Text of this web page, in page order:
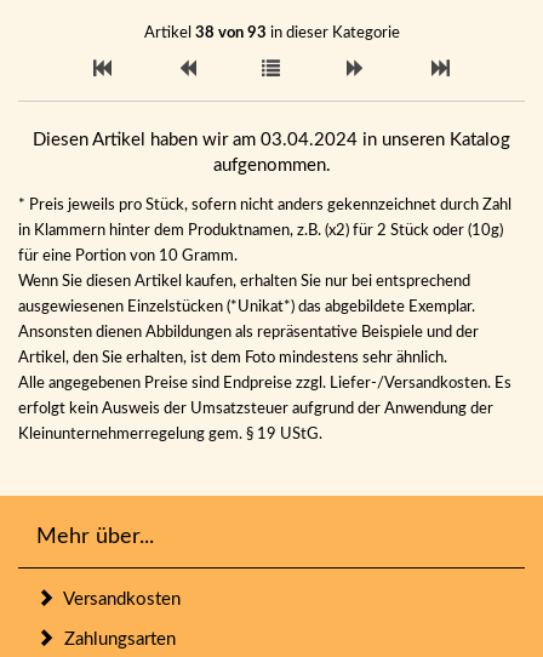
Artikel 38 von 93 in dieser Kategorie
Diesen Artikel haben wir am 03.04.2024 in unseren Katalog
aufgenommen.
* Preis jeweils pro Stück, sofern nicht anders gekennzeichnet durch Zahl
in Klammern hinter dem Produktnamen, z.B. (x2) für 2 Stück oder (10g)
für eine Portion von 10 Gramm.
Wenn Sie diesen Artikel kaufen, erhalten Sie nur bei entsprechend
ausgewiesenen Einzelstücken (*Unikat*) das abgebildete Exemplar.
Ansonsten dienen Abbildungen als repräsentative Beispiele und der
Artikel, den Sie erhalten, ist dem Foto mindestens sehr ähnlich.
Alle angegebenen Preise sind Endpreise zzgl. Liefer-/Versandkosten. Es
erfolgt kein Ausweis der Umsatzsteuer aufgrund der Anwendung der
Kleinunternehmerregelung gem. § 19 UStG.
Mehr über...
Versandkosten
Zahlungsarten